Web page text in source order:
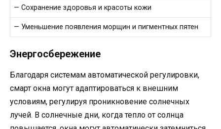
— Сохранение здоровья и красоты кожи
— Уменьшение появления морщин и пигментных пятен
Энергосбережение
Благодаря системам автоматической регулировки,
смарт окна могут адаптироваться к внешним
условиям, регулируя проникновение солнечных
лучей. В солнечные дни, когда тепло от солнца